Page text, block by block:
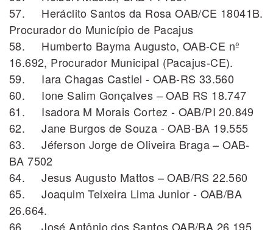
57. Heráclito Santos da Rosa OAB/CE 18041B.
Procurador do Município de Pacajus
58. Humberto Bayma Augusto, OAB-CE nº
16.692, Procurador Municipal (Pacajus-CE).
59. Iara Chagas Castiel - OAB-RS 33.560
60. Ione Salim Gonçalves – OAB RS 18.747
61. Isadora M Morais Cortez - OAB/PI 20.849
62. Jane Burgos de Souza - OAB-BA 19.555
63. Jéferson Jorge de Oliveira Braga – OAB-
BA 7502
64. Jesus Augusto Mattos – OAB/RS 22.560
65. Joaquim Teixeira Lima Junior - OAB/BA
26.664.
66. José Antônio dos Santos OAB/BA 26.195